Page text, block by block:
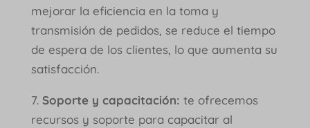
mejorar la eficiencia en la toma y
transmisión de pedidos, se reduce el tiempo
de espera de los clientes, lo que aumenta su
satisfacción.
7. Soporte y capacitación: te ofrecemos
recursos y soporte para capacitar al